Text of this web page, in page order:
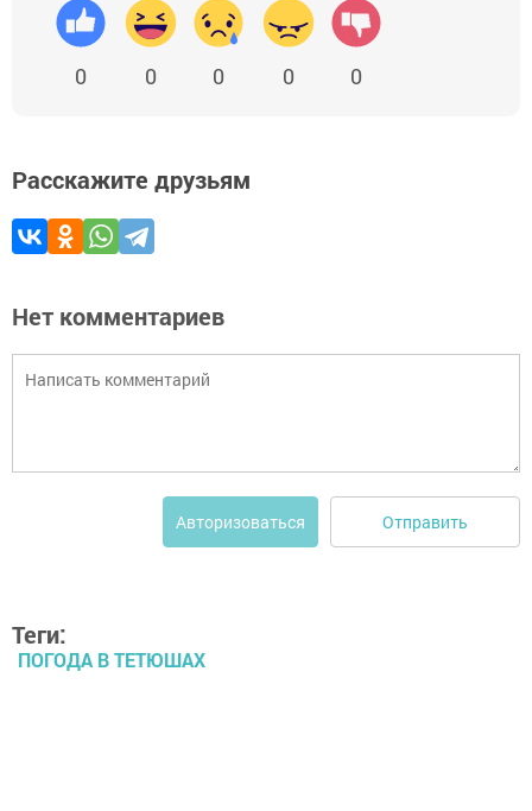
0 0 0 0 0
Расскажите друзьям
Нет комментариев
Авторизоваться Отправить
Теги:
ПОГОДА В ТЕТЮШАХ